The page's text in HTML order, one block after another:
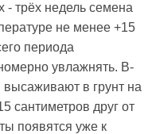
- трёх недель семена
не менее +15
периода
увлажнять. В-
высаживают в грунт на
сантиметров друг от
появятся уже к